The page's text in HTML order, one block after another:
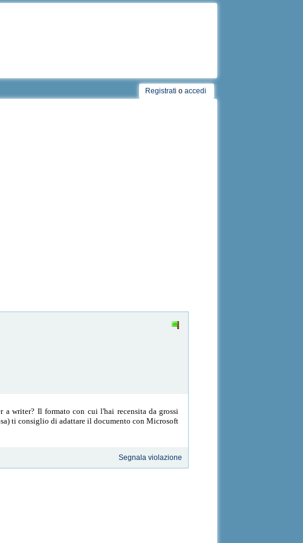
Registrati o accedi
a writer? Il formato con cui l'hai recensita da grossi
ti consiglio di adattare il documento con Microsoft
Segnala violazione